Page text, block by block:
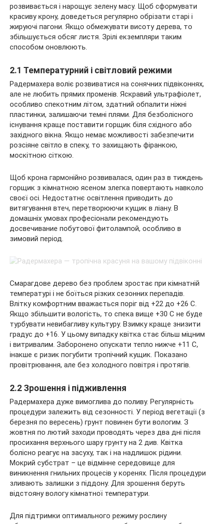
розвивається і нарощує зелену масу. Щоб сформувати
красиву крону, доведеться регулярно обрізати старі і
жируючі пагони. Якщо обмежувати висоту дерева, то
збільшується обсяг листя. Зрілі екземпляри таким
способом оновлюють.
2.1 Температурний і світловий режими
Радермахера воліє розвиватися на сонячних підвіконнях,
але не любить прямих променів. Яскравий ультрафіолет,
особливо спекотним літом, здатний обпалити ніжні
пластинки, залишаючи темні плями. Для безболісного
існування краще поставити горщик біля східного або
західного вікна. Якщо немає можливості забезпечити
розсіяне світло в спеку, то захищають фіранкою,
москітною сіткою.
Щоб крона гармонійно розвивалася, один раз в тиждень
горщик з кімнатною ясеном злегка повертають навколо
своєї осі. Недостатнє освітлення приводить до
витягування втеч, перетворюючи кущик в ліану. В
домашніх умовах професіонали рекомендують
досвечивание побутової фитолампой, особливо в
зимовий період.
Смарагдове дерево без проблем зростає при кімнатній
температурі і не боїться різких сезонних перепадів.
Влітку комфортним вважається поріг від +22 до +26 С.
Якщо збільшити вологість, то спека вище +30 С не буде
турбувати невибагливу культуру. Взимку краще знизити
градус до +16. У цьому випадку квітка стає більш міцним
і витривалим. Заборонено опускати тепло нижче +11 С,
інакше є ризик погубити тропічний кущик. Показано
провітрювання, але без холодного повітря і протягів.
2.2 Зрошення і підживлення
Радермахера дуже вимоглива до поливу. Регулярність
процедури залежить від сезонності. У період вегетації (з
березня по вересень) грунт повинен бути вологим. З
жовтня по лютий заходи проводять через два дні після
просихання верхнього шару грунту на 2 див. Квітка
болісно реагує на засуху, так і на надлишок рідини.
Мокрий субстрат – це відмінне середовище для
виникнення гнильних процесів у коренях. Після процедури
зливають залишки з піддону. Для зрошення беруть
відстояну вологу кімнатної температури.
Для підтримки оптимального режиму рослину